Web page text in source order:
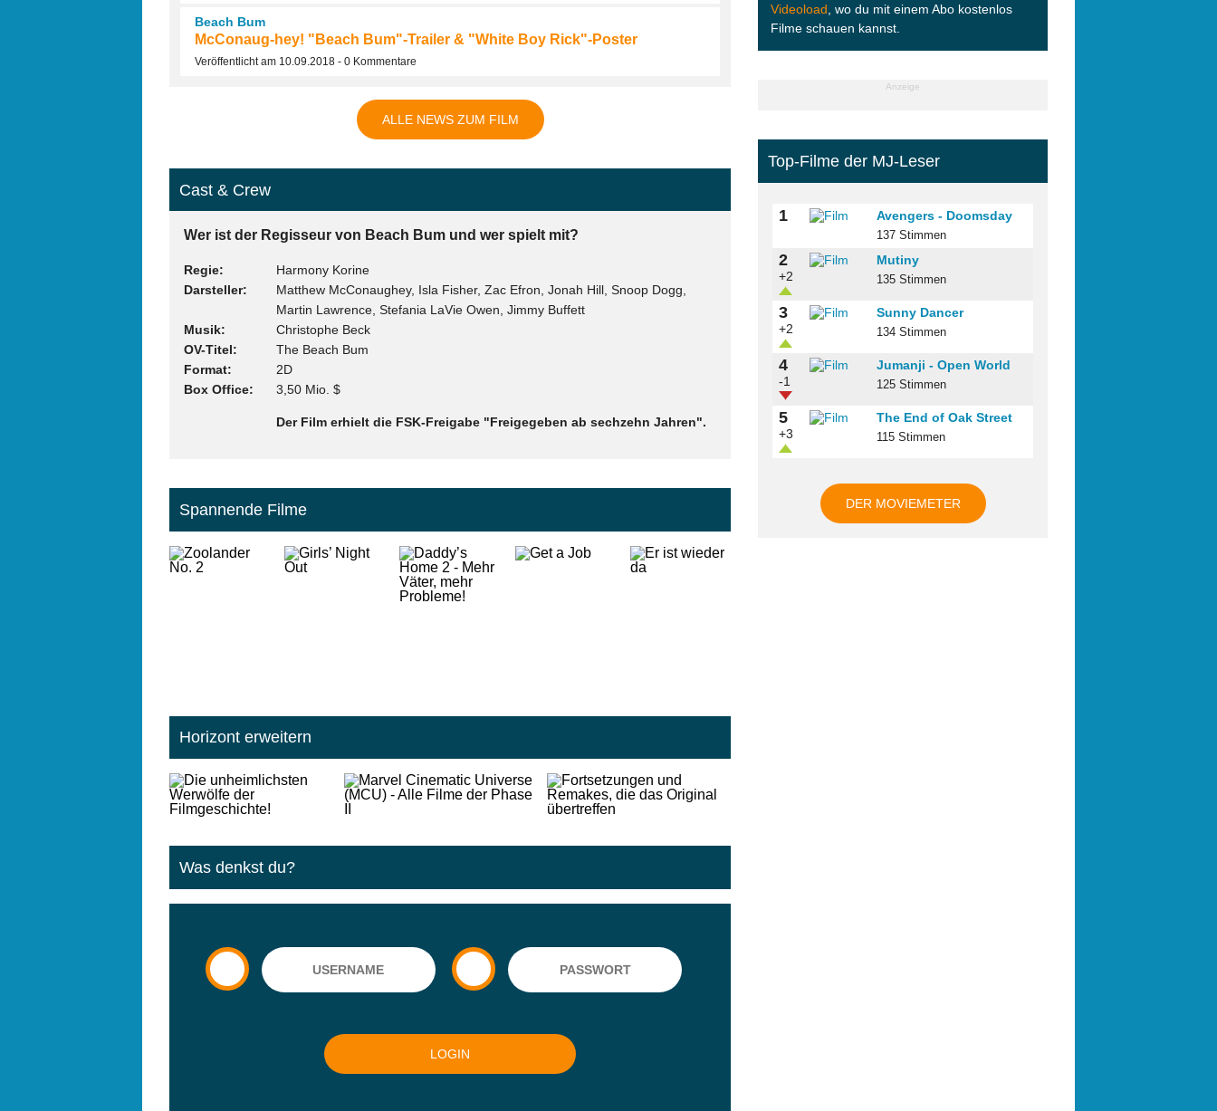
Beach Bum
McConaug-hey! "Beach Bum"-Trailer & "White Boy Rick"-Poster
Veröffentlicht am 10.09.2018 - 0 Kommentare
ALLE NEWS ZUM FILM
Cast & Crew
Wer ist der Regisseur von Beach Bum und wer spielt mit?
Regie
Harmony Korine
Darsteller
Matthew McConaughey, Isla Fisher, Zac Efron, Jonah Hill, Snoop Dogg,
Martin Lawrence, Stefania LaVie Owen, Jimmy Buffett
Musik
Christophe Beck
OV-Titel
The Beach Bum
Format
2D
Box Office
3,50 Mio. $
Der Film erhielt die FSK-Freigabe "Freigegeben ab sechzehn Jahren".
Spannende Filme
Horizont erweitern
Was denkst du?
Videoload , wo du mit einem Abo kostenlos
Filme schauen kannst.
Anzeige
Top-Filme der MJ-Leser
1 Avengers - Doomsday
137 Stimmen
2
+2
Mutiny
135 Stimmen
3
+2
Sunny Dancer
134 Stimmen
4
-1
Jumanji - Open World
125 Stimmen
5
+3
The End of Oak Street
115 Stimmen
DER MOVIEMETER